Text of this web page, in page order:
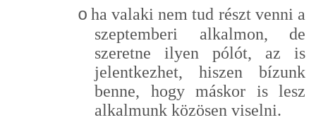
o ha valaki nem tud részt venni a
szeptemberi alkalmon, de
szeretne ilyen pólót, az is
jelentkezhet, hiszen bízunk
benne, hogy máskor is lesz
alkalmunk közösen viselni.